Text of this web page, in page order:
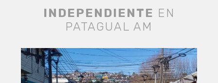
INDEPENDIENTE EN
PATAGUAL AM